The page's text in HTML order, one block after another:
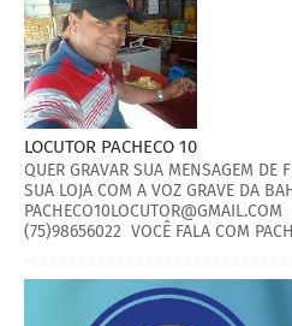
LOCUTOR PACHECO 10
QUER GRAVAR SUA MENSAGEM DE
SUA LOJA COM A VOZ GRAVE DA
(75)98656022 VOCÊ FALA COM